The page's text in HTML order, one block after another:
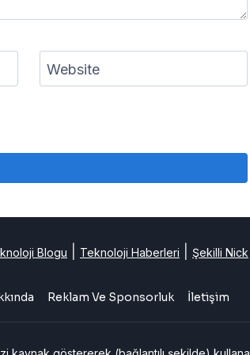
Website
Blogu Teknoloji Haberleri Şekilli Nick
Reklam Ve Sponsorluk İletişim